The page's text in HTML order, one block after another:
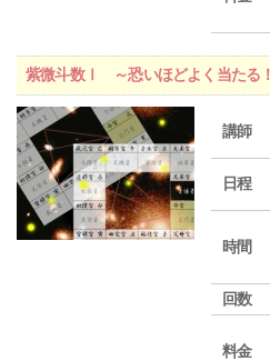
紫微斗数Ⅰ ～恐いほどよく当たる
講師
日程
時間
回数
料金